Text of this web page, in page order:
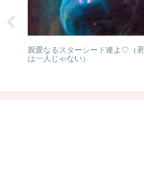
親愛なるスターシード達よ♡（君
は一人じゃない）